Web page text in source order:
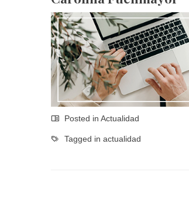
Posted in Actualidad
Tagged in actualidad